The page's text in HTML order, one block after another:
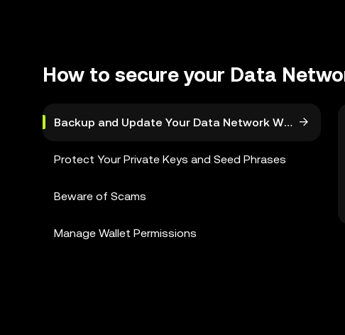
How to secure your Data
Backup and Update Your Data Network Wallet
Protect Your Private Keys and Seed Phrases
Beware of Scams
Manage Wallet Permissions